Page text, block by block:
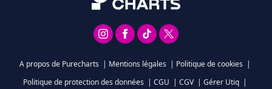
A propos de Purecharts | Mentions légales | Politique de cookies |
Politique de protection des données | CGU | CGV | Gérer Utiq |